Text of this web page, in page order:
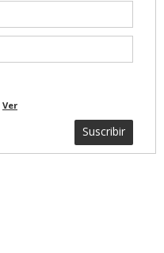
Ver
Suscribir